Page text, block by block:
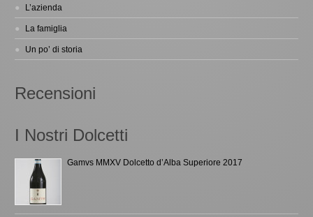
L’azienda
La famiglia
Un po’ di storia
Recensioni
I Nostri Dolcetti
Gamvs MMXV Dolcetto d’Alba Superiore 2017